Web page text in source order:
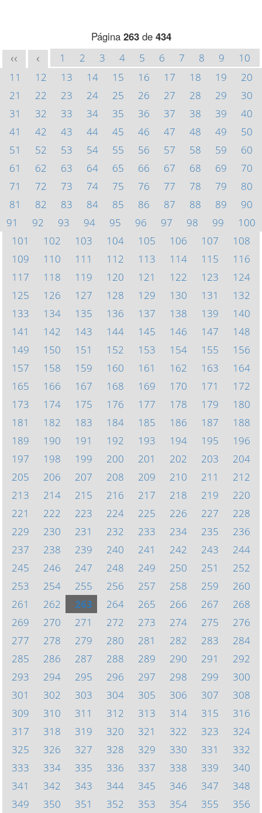
Página 263de 434
<< < 1 2 3 4 5 6 7 8 9
10
11
12 13 14 15 16 17 18 19
20
21
22 23 24 25 26 27 28 29
30
31
32 33 34 35 36 37 38 39
40
41
42 43 44 45 46 47 48 49
50
51
52 53 54 55 56 57 58 59
60
61
62 63 64 65 66 67 68 69
70
71
72 73 74 75 76 77 78 79
80
81
82 83 84 85 86 87 88 89
90
91
92 93 94 95 96 97 98 99
100
101
102 103 104 105 106 107
108
109
110 111 112 113 114 115
116
117
118 119 120 121 122 123
124
125
126 127 128 129 130 131
132
133
134 135 136 137 138 139
140
141
142 143 144 145 146 147
148
149
150 151 152 153 154 155
156
157
158 159 160 161 162 163
164
165
166 167 168 169 170 171
172
173
174 175 176 177 178 179
180
181
182 183 184 185 186 187
188
189
190 191 192 193 194 195
196
197
198 199 200 201 202 203
204
205
206 207 208 209 210 211
212
213
214 215 216 217 218 219
220
221
222 223 224 225 226 227
228
229
230 231 232 233 234 235
236
237
238 239 240 241 242 243
244
245
246 247 248 249 250 251
252
253
254 255 256 257 258 259
260
261
262 263 264 265 266 267
268
269
270 271 272 273 274 275
276
277
278 279 280 281 282 283
284
285
286 287 288 289 290 291
292
293
294 295 296 297 298 299
300
301
302 303 304 305 306 307
308
309
310 311 312 313 314 315
316
317
318 319 320 321 322 323
324
325
326 327 328 329 330 331
332
333
334 335 336 337 338 339
340
341
342 343 344 345 346 347
348
349
350 351 352 353 354 355 356